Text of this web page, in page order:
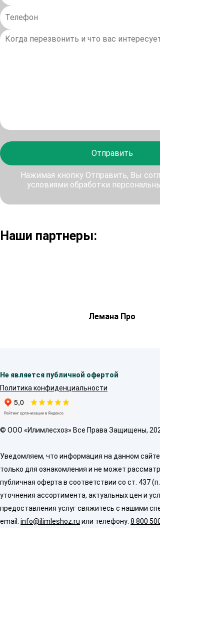
Отправить
Нажимая кнопку Отправить, Вы соглашаетесь с
условиями обработки персональных данных
Наши партнеры:
Лемана Про
Не является публичной офертой
Политика конфиденциальности
© OOO «Илимлесхоз» Все Права Защищены, 2026
Уведомляем, что информация на данном сайте предназначена
только для ознакомления и не может рассматриваться как
публичная оферта в соответствии со ст. 437 (п. 2) ГК РФ. Для
уточнения ассортимента, актуальных цен и условий
предоставления услуг свяжитесь с нашими специалистами по
email: info@ilimleshoz.ru или телефону: 8 800 500 5437